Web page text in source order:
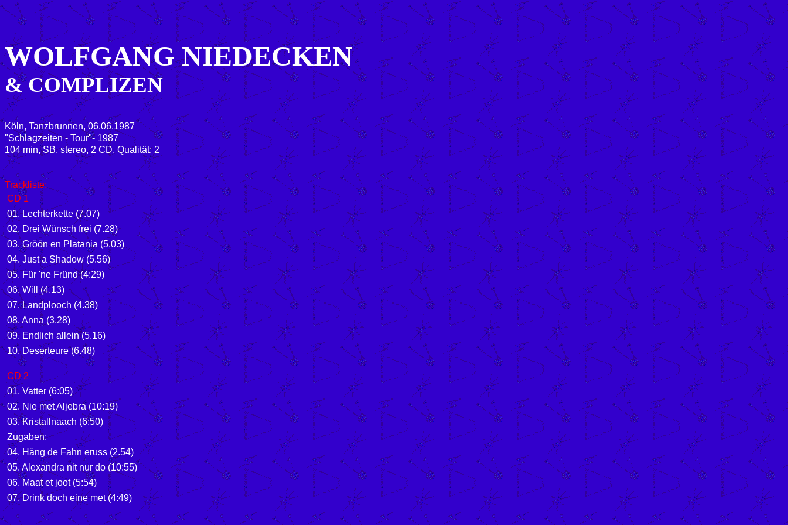
WOLFGANG NIEDECKEN
& COMPLIZEN
Köln, Tanzbrunnen, 06.06.1987
"Schlagzeiten - Tour"- 1987
104 min, SB, stereo, 2 CD, Qualität: 2
Trackliste:
CD 1
01. Lechterkette (7.07)
02. Drei Wünsch frei (7.28)
03. Gröön en Platania (5.03)
04. Just a Shadow (5.56)
05. Für 'ne Fründ (4:29)
06. Will (4.13)
07. Landplooch (4.38)
08. Anna (3.28)
09. Endlich allein (5.16)
10. Deserteure (6.48)
CD 2
01. Vatter (6:05)
02. Nie met Aljebra (10:19)
03. Kristallnaach (6:50)
Zugaben:
04. Häng de Fahn eruss (2.54)
05. Alexandra nit nur do (10:55)
06. Maat et joot (5:54)
07. Drink doch eine met (4:49)